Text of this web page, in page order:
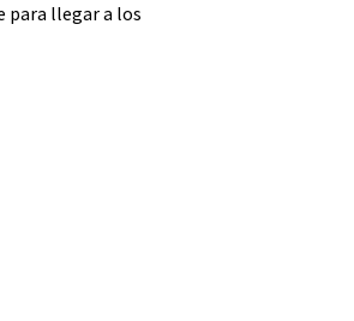
para llegar a los